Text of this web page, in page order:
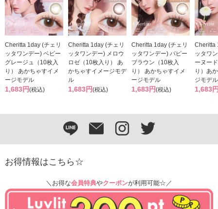
Cheritta 1day (チェリ
ッタワンデー) ベビー
グレージュ（10枚入
り） あかちゃすイメ
ージモデル
1,683円(税込)
Cheritta 1day (チェリ
ッタワンデー) メロウ
ロゼ（10枚入り） あ
かちゃすイメージモデ
ル
1,683円(税込)
Cheritta 1day (チェリ
ッタワンデー) パピー
ブラウン（10枚入
り） あかちゃすイメ
ージモデル
1,683円(税込)
Cheritta
ッタワ
ーヌー
り）あ
ジモデル
1,683
お得情報はこちら☆
＼お得な会員特典やクーポンが利用可能☆／